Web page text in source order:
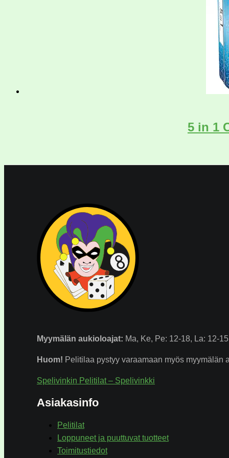
5 in 1
Myymälän aukioloajat: Ma, Ke, Pe: 12-18, La: 12-
Huom! Pelitilaa pystyy varaamaan myös
Spelivinkin Pelitilat – Spelivinkki
Asiakasinfo
Pelitilat
Loppuneet ja puuttuvat tuotteet
Toimitustiedot